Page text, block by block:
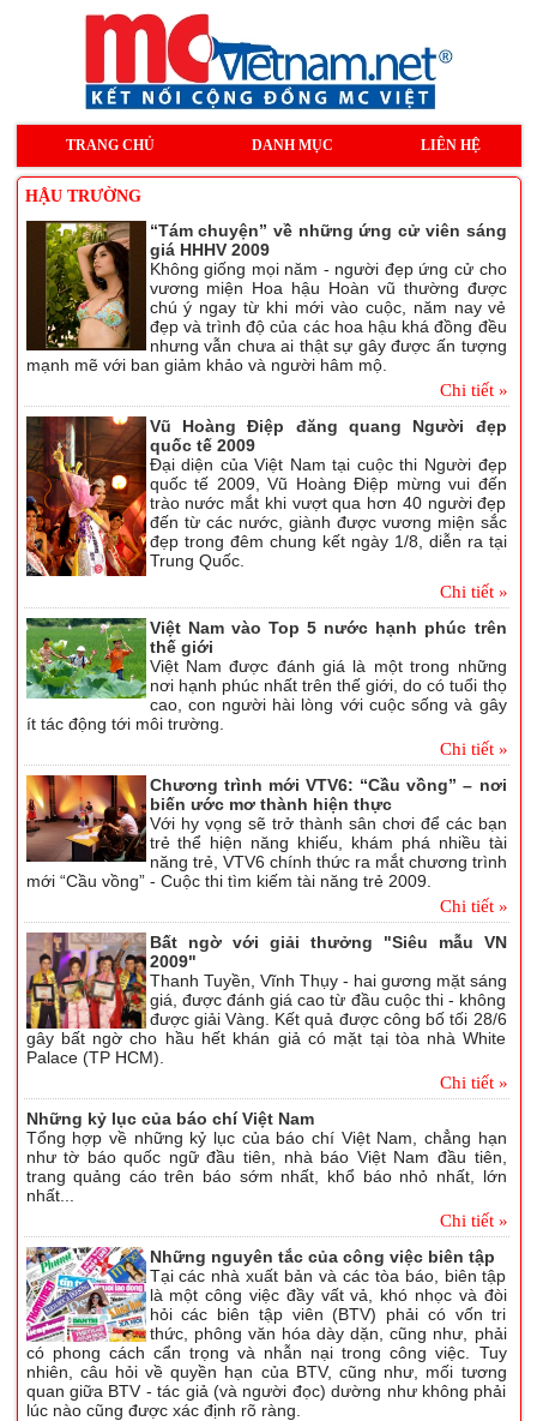
TRANG CHỦ DANH MỤC LIÊN HỆ
HẬU TRƯỜNG
“Tám chuyện” về những ứng cử viên sáng
giá HHHV 2009
Không giống mọi năm - người đẹp ứng cử cho
vương miện Hoa hậu Hoàn vũ thường được
chú ý ngay từ khi mới vào cuộc, năm nay vẻ
đẹp và trình độ của các hoa hậu khá đồng đều
nhưng vẫn chưa ai thật sự gây được ấn tượng
mạnh mẽ với ban giảm khảo và người hâm mộ.
Chi tiết »
Vũ Hoàng Điệp đăng quang Người đẹp
quốc tế 2009
Đại diện của Việt Nam tại cuộc thi Người đẹp
quốc tế 2009, Vũ Hoàng Điệp mừng vui đến
trào nước mắt khi vượt qua hơn 40 người đẹp
đến từ các nước, giành được vương miện sắc
đẹp trong đêm chung kết ngày 1/8, diễn ra tại
Trung Quốc.
Chi tiết »
Việt Nam vào Top 5 nước hạnh phúc trên
thế giới
Việt Nam được đánh giá là một trong những
nơi hạnh phúc nhất trên thế giới, do có tuổi thọ
cao, con người hài lòng với cuộc sống và gây
ít tác động tới môi trường.
Chi tiết »
Chương trình mới VTV6: “Cầu vồng” – nơi
biến ước mơ thành hiện thực
Với hy vọng sẽ trở thành sân chơi để các bạn
trẻ thể hiện năng khiếu, khám phá nhiều tài
năng trẻ, VTV6 chính thức ra mắt chương trình
mới “Cầu vồng” - Cuộc thi tìm kiếm tài năng trẻ 2009.
Chi tiết »
Bất ngờ với giải thưởng "Siêu mẫu VN
2009"
Thanh Tuyền, Vĩnh Thụy - hai gương mặt sáng
giá, được đánh giá cao từ đầu cuộc thi - không
được giải Vàng. Kết quả được công bố tối 28/6
gây bất ngờ cho hầu hết khán giả có mặt tại tòa nhà White
Palace (TP HCM).
Chi tiết »
Những kỷ lục của báo chí Việt Nam
Tổng hợp về những kỷ lục của báo chí Việt Nam, chẳng hạn
như tờ báo quốc ngữ đầu tiên, nhà báo Việt Nam đầu tiên,
trang quảng cáo trên báo sớm nhất, khổ báo nhỏ nhất, lớn
nhất...
Chi tiết »
Những nguyên tắc của công việc biên tập
Tại các nhà xuất bản và các tòa báo, biên tập
là một công việc đầy vất vả, khó nhọc và đòi
hỏi các biên tập viên (BTV) phải có vốn tri
thức, phông văn hóa dày dặn, cũng như, phải
có phong cách cẩn trọng và nhẫn nại trong công việc. Tuy
nhiên, câu hỏi về quyền hạn của BTV, cũng như, mối tương
quan giữa BTV - tác giả (và người đọc) dường như không phải
lúc nào cũng được xác định rõ ràng.